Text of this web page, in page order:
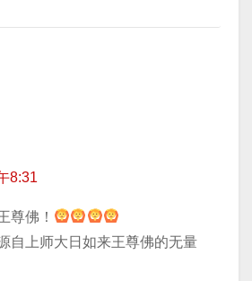
8:31
尊佛！
自上师大日如来王尊佛的无量